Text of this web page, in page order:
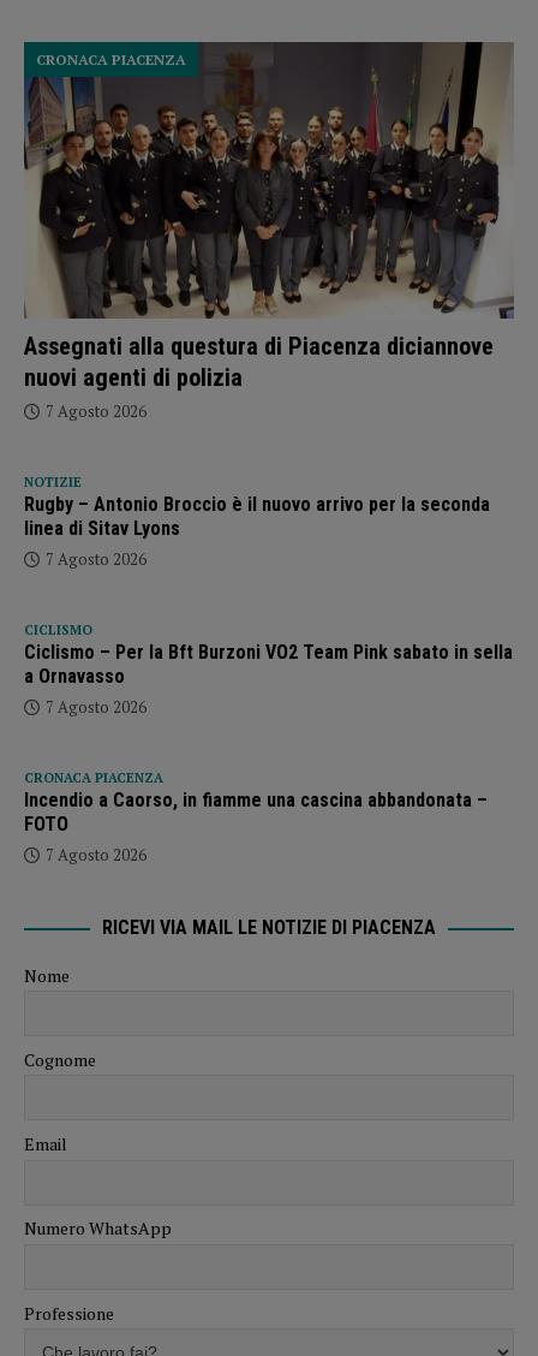
Assegnati alla questura di Piacenza diciannove
nuovi agenti di polizia
CRONACA PIACENZA
7 Agosto 2026
NOTIZIE
Rugby – Antonio Broccio è il nuovo arrivo per la seconda
linea di Sitav Lyons
7 Agosto 2026
CICLISMO
Ciclismo – Per la Bft Burzoni VO2 Team Pink sabato in sella
a Ornavasso
7 Agosto 2026
CRONACA PIACENZA
Incendio a Caorso, in fiamme una cascina abbandonata –
FOTO
7 Agosto 2026
RICEVI VIA MAIL LE NOTIZIE DI PIACENZA
Nome
Cognome
Email
Numero WhatsApp
Professione